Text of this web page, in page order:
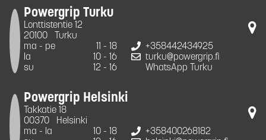
Powergrip Turku
Lonttistentie 12
20100
Turku
ma - pe
11 - 18
la
10 - 16
su
12 - 16
+358442434925
turku@powergrip.fi
WhatsApp Turku
Powergrip Helsinki
Takkatie 18
00370
Helsinki
ma - la
10 - 18
+358400268182